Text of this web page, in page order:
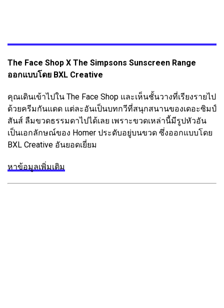
The Face Shop X The Simpsons Sunscreen Range
ออกแบบโดย BXL Creative
คุณเดินเข้าไปใน The Face Shop และเห็นชั้นวางที่เรียงรายไป
ด้วยครีมกันแดด แต่ละอันเป็นบทกวีที่สนุกสนานของเดอะซิมป์
สันส์ ลืมขวดธรรมดาไปได้เลย เพราะขวดเหล่านี้มีรูปหัวอัน
เป็นเอกลักษณ์ของ Homer ประดับอยู่บนขวด ซึ่งออกแบบโดย
BXL Creative อันยอดเยี่ยม
หาข้อมูลเพิ่มเติม